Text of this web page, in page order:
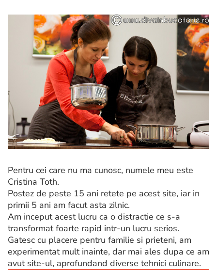
Pentru cei care nu ma cunosc, numele meu este
Cristina Toth.
Postez de peste 15 ani retete pe acest site, iar in
primii 5 ani am facut asta zilnic.
Am inceput acest lucru ca o distractie ce s-a
transformat foarte rapid intr-un lucru serios.
Gatesc cu placere pentru familie si prieteni, am
experimentat mult inainte, dar mai ales dupa ce am
avut site-ul, aprofundand diverse tehnici culinare.